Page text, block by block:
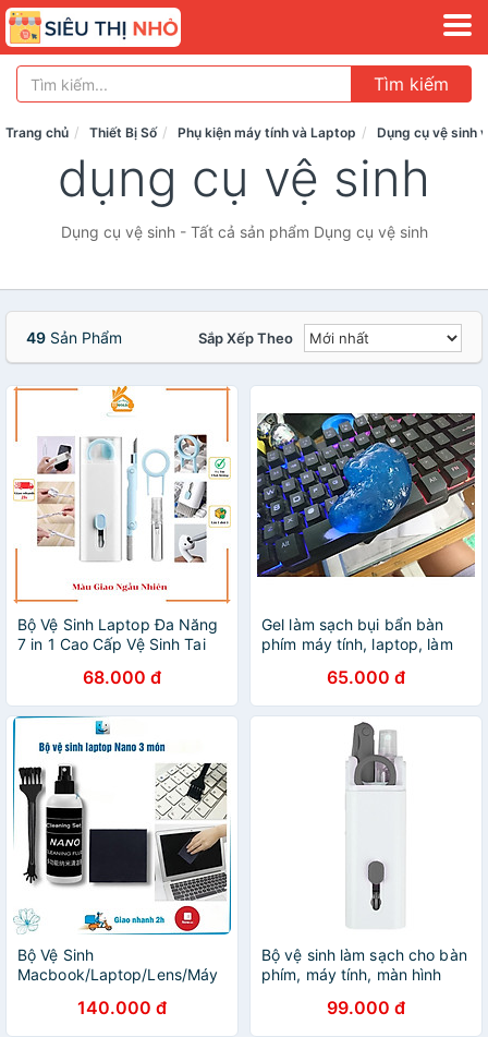
Tìm kiếm
Trang chủ Thiết Bị Số Phụ kiện máy tính và Laptop Dụng cụ vệ sinh
dụng cụ vệ sinh
Dụng cụ vệ sinh - Tất cả sản phẩm Dụng cụ vệ sinh
49 Sản Phẩm Sắp Xếp Theo
Bộ Vệ Sinh Laptop Đa Năng
7 in 1 Cao Cấp Vệ Sinh Tai
Máy Tính, Màn Hình, Máy
ảnh - hàng chính hãng
68.000 đ
Gel làm sạch bụi bẩn bàn
phím máy tính, laptop, làm
dính, có thể tái sử dụng
nhiều lần - Hàng nhập khẩu
65.000 đ
Bộ Vệ Sinh
Macbook/Laptop/Lens/Máy
Khuẩn, Kiêm Khăn Lau_ Kèm
Chai Dung Dịch An Toàn Cho
140.000 đ
Bộ vệ sinh làm sạch cho bàn
phím, máy tính, màn hình
bluetooth đa chức năng 7
trong 1 - Hàng Chính Hãng
99.000 đ